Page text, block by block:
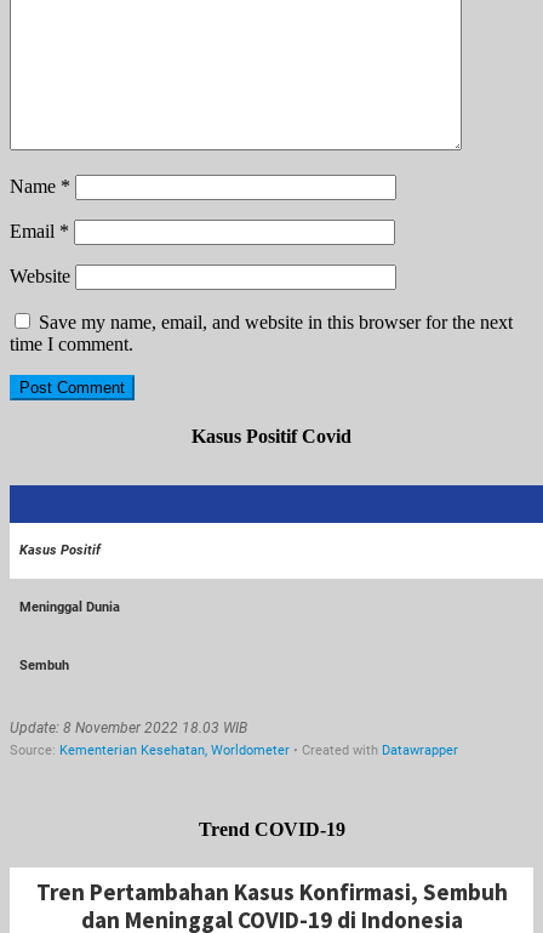
Name *
Email *
Website
Save my name, email, and website in this browser for the next
time I comment.
Kasus Positif Covid
Trend COVID-19